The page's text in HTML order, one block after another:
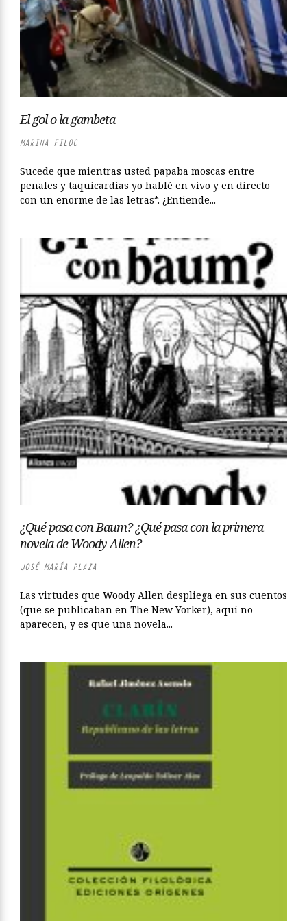
El gol o la gambeta
MARINA FILOC
Sucede que mientras usted papaba moscas entre
penales y taquicardias yo hablé en vivo y en directo
con un enorme de las letras*. ¿Entiende...
¿Qué pasa con Baum? ¿Qué pasa con la primera
novela de Woody Allen?
JOSÉ MARÍA PLAZA
Las virtudes que Woody Allen despliega en sus cuentos
(que se publicaban en The New Yorker), aquí no
aparecen, y es que una novela...